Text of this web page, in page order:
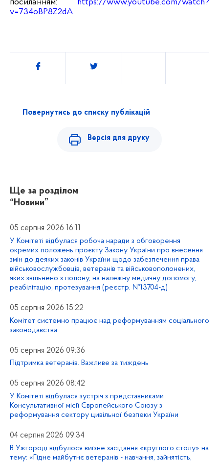
посиланням:
https://www.youtube.com/watch?
v=734oBP8Z2dA
Поділитись
Повернутись до списку публікацій
Версія для друку
Ще за розділом
“Новини”
05 серпня 2026 16:11
У Комітеті відбулася робоча наради з обговорення
окремих положень проєкту Закону України про внесення
змін до деяких законів України щодо забезпечення права
військовослужбовців, ветеранів та військовополонених,
яких звільнено з полону, на належну медичну допомогу,
реабілітацію, протезування (реєстр. №13704-д)
05 серпня 2026 15:22
Комітет системно працює над реформуванням соціального
законодавства
05 серпня 2026 09:36
Підтримка ветеранів. Важливе за тиждень
05 серпня 2026 08:42
У Комітеті відбулася зустріч з представниками
Консультативної місії Європейського Союзу з
реформування сектору цивільної безпеки України
04 серпня 2026 09:34
В Ужгороді відбулося виїзне засідання «круглого столу» на
тему: «Гідне майбутнє ветеранів - навчання, зайнятість,